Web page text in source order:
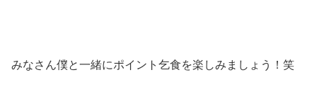
みなさん僕と一緒にポイント乞食を楽しみましょう！笑